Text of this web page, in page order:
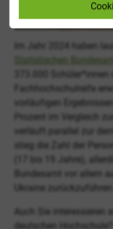
Foto: Marie Demme
Im Jahr 2024 haben laut
Statistischen
373.000
Fachhochschulreife
vorläufigen
Prozent im Vergleich
verläuft parallel zur
stieg die Zahl der
(17 bis 19 Jahre),
Bundesamt vor allem
Ukraine zurückzuführen.
Auch Sie interessieren
deutschen